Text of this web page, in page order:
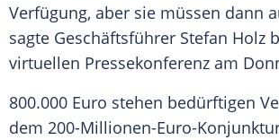
Verfügung, aber sie müssen dann
sagte Geschäftsführer Stefan Holz
virtuellen Pressekonferenz am
800.000 Euro stehen bedürftigen
dem 200-Millionen-Euro-